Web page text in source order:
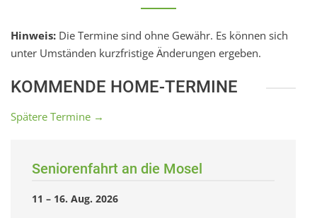
Hinweis: Die Termine sind ohne Gewähr. Es können sich
unter Umständen kurzfristige Änderungen ergeben.
KOMMENDE HOME-TERMINE
Spätere Termine →
Seniorenfahrt an die Mosel
11 – 16. Aug. 2026